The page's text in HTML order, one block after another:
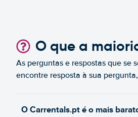
O que a
As perguntas e respostas que se
encontre resposta à sua
O Carrentals.pt é o mais